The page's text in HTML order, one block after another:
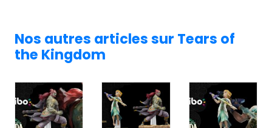
Nos autres articles sur Tears of
the Kingdom